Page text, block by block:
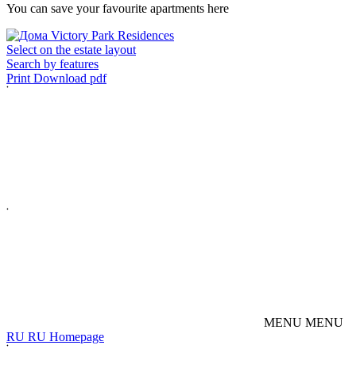
You can save your favourite apartments here
Select on the estate layout
Search by features
Print Download pdf
MENU MENU
RU RU Homepage